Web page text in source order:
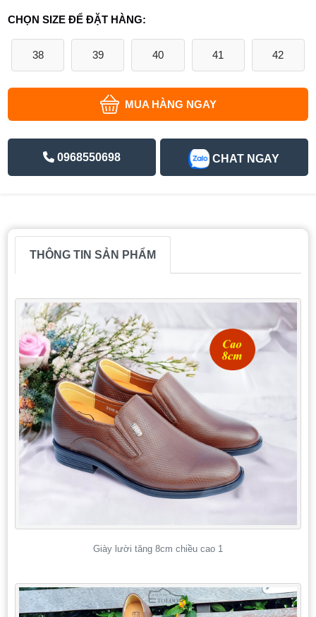
CHỌN SIZE ĐỂ ĐẶT HÀNG:
38 39 40 41 42
MUA HÀNG NGAY
0968550698 CHAT NGAY
THÔNG TIN SẢN PHẨM
Giày lười tăng 8cm chiều cao 1